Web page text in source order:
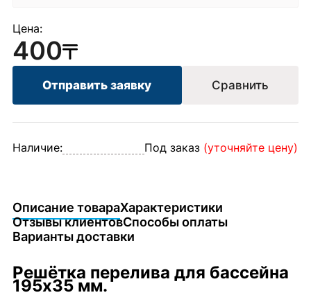
Цена:
400
Отправить заявку Сравнить
Наличие: Под заказ (уточняйте цену)
Описание товараХарактеристики
Отзывы клиентовСпособы оплаты
Варианты доставки
Решётка перелива для бассейна
195х35 мм.